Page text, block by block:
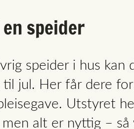
speider
speider i hus
jul. Her får dere
Utstyret
alt er nyttig –